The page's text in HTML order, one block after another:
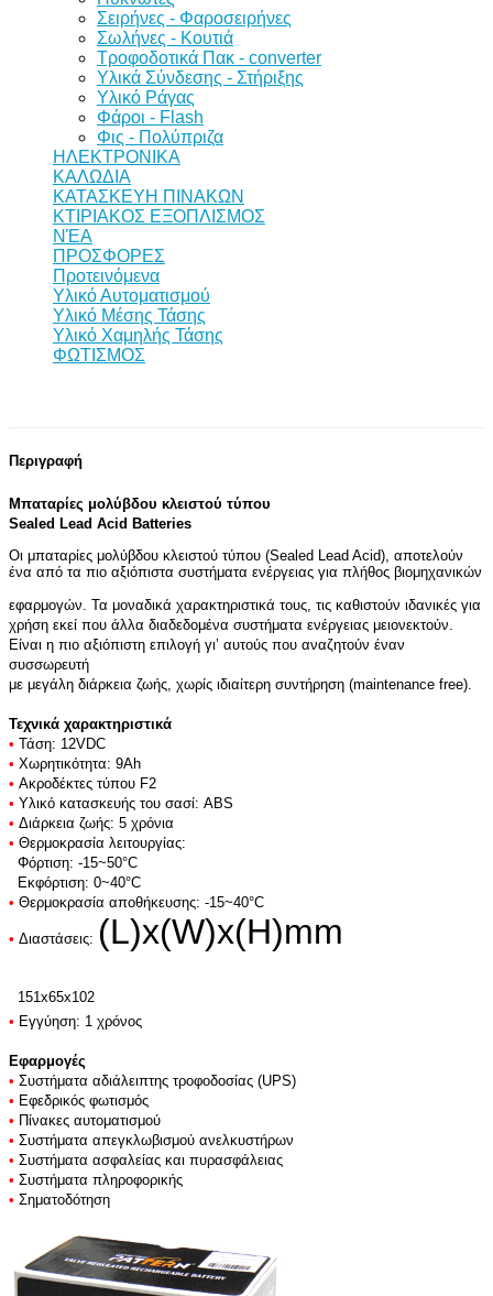
Σειρήνες - Φαροσειρήνες
Σωλήνες - Κουτιά
Τροφοδοτικά Πακ - converter
Υλικά Σύνδεσης - Στήριξης
Υλικό Ράγας
Φάροι - Flash
Φις - Πολύπριζα
ΗΛΕΚΤΡΟΝΙΚΑ
ΚΑΛΩΔΙΑ
ΚΑΤΑΣΚΕΥΗ ΠΙΝΑΚΩΝ
ΚΤΙΡΙΑΚΟΣ ΕΞΟΠΛΙΣΜΟΣ
ΝΈΑ
ΠΡΟΣΦΟΡΕΣ
Προτεινόμενα
Υλικό Αυτοματισμού
Υλικό Μέσης Τάσης
Υλικό Χαμηλής Τάσης
ΦΩΤΙΣΜΟΣ
Περιγραφή
Μπαταρίες μολύβδου κλειστού τύπου
Sealed Lead Acid Batteries
Οι μπαταρίες μολύβδου κλειστού τύπου (Sealed Lead Acid), αποτελούν
ένα από τα πιο αξιόπιστα συστήματα ενέργειας για πλήθος βιομηχανικών
εφαρμογών. Τα μοναδικά χαρακτηριστικά τους, τις καθιστούν ιδανικές για
χρήση εκεί που άλλα διαδεδομένα συστήματα ενέργειας μειονεκτούν.
Είναι η πιο αξιόπιστη επιλογή γι’ αυτούς που αναζητούν έναν
συσσωρευτή
με μεγάλη διάρκεια ζωής, χωρίς ιδιαίτερη συντήρηση (maintenance free).
Τεχνικά χαρακτηριστικά
• Τάση: 12VDC
• Χωρητικότητα: 9Ah
• Ακροδέκτες τύπου F2
• Υλικό κατασκευής του σασί: ABS
• Διάρκεια ζωής: 5 χρόνια
• Θερμοκρασία λειτουργίας:
Φόρτιση: -15~50°C
Εκφόρτιση: 0~40°C
• Θερμοκρασία αποθήκευσης: -15~40°C
• Διαστάσεις: (L)x(W)x(H)mm
151x65x102
• Εγγύηση: 1 χρόνος
Εφαρμογές
• Συστήματα αδιάλειπτης τροφοδοσίας (UPS)
• Εφεδρικός φωτισμός
• Πίνακες αυτοματισμού
• Συστήματα απεγκλωβισμού ανελκυστήρων
• Συστήματα ασφαλείας και πυρασφάλειας
• Συστήματα πληροφορικής
• Σηματοδότηση